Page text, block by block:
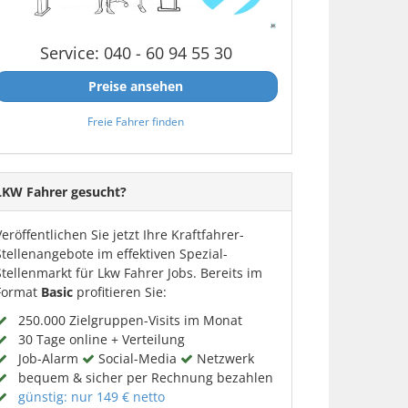
Service: 040 - 60 94 55 30
Preise ansehen
Freie Fahrer finden
Fahrer gesucht?
Sie jetzt Ihre Kraftfahrer-
im effektiven Spezial-
für Lkw Fahrer Jobs. Bereits im
Basicprofitieren Sie:
250.000 Zielgruppen-Visits im Monat
30 Tage online + Verteilung
Job-Alarm
Social-Media
Netzwerk
bequem & sicher per Rechnung bezahlen
günstig: nur 149 € netto